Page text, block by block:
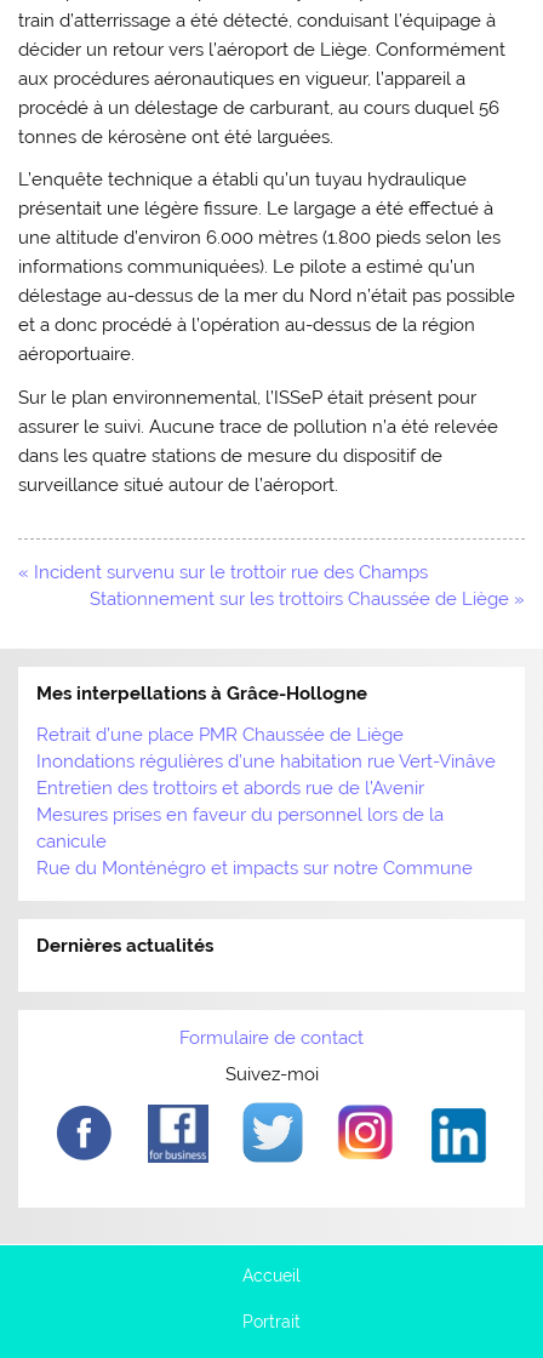
train d’atterrissage a été détecté, conduisant l’équipage à
décider un retour vers l’aéroport de Liège. Conformément
aux procédures aéronautiques en vigueur, l’appareil a
procédé à un délestage de carburant, au cours duquel 56
tonnes de kérosène ont été larguées.
L’enquête technique a établi qu’un tuyau hydraulique
présentait une légère fissure. Le largage a été effectué à
une altitude d’environ 6.000 mètres (1.800 pieds selon les
informations communiquées). Le pilote a estimé qu’un
délestage au-dessus de la mer du Nord n’était pas possible
et a donc procédé à l’opération au-dessus de la région
aéroportuaire.
Sur le plan environnemental, l’ISSeP était présent pour
assurer le suivi. Aucune trace de pollution n’a été relevée
dans les quatre stations de mesure du dispositif de
surveillance situé autour de l’aéroport.
Navigation
« Incident survenu sur le trottoir rue des Champs
Stationnement sur les trottoirs Chaussée de Liège »
Mes interpellations à Grâce-Hollogne
Retrait d’une place PMR Chaussée de Liège
Inondations régulières d’une habitation rue Vert-Vinâve
Entretien des trottoirs et abords rue de l’Avenir
Mesures prises en faveur du personnel lors de la
canicule
Rue du Monténégro et impacts sur notre Commune
Dernières actualités
Formulaire de contact
Suivez-moi
Accueil
Portrait